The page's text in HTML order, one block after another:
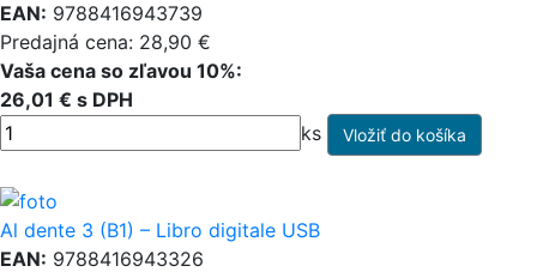
EAN: 9788416943739
Predajná cena: 28,90 €
Vaša cena so zľavou 10%:
26,01 € s DPH
ks
Al dente 3 (B1) – Libro digitale USB
EAN: 9788416943326